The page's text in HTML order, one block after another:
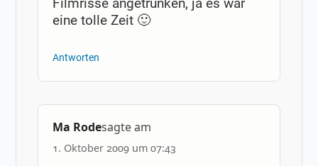
eine tolle Zeit 🙂
Antworten
Ma Rodesagte am
1. Oktober 2009 um 07:43